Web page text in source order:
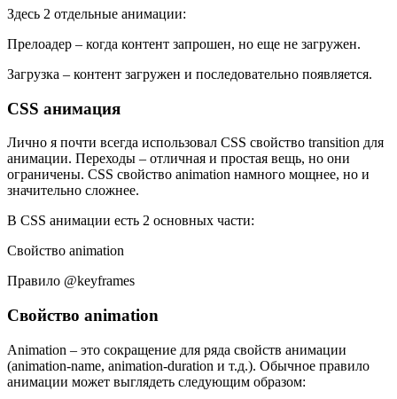
Здесь 2 отдельные анимации:
Прелоадер – когда контент запрошен, но еще не загружен.
Загрузка – контент загружен и последовательно появляется.
CSS анимация
Лично я почти всегда использовал CSS свойство transition для
анимации. Переходы – отличная и простая вещь, но они
ограничены. CSS свойство animation намного мощнее, но и
значительно сложнее.
В CSS анимации есть 2 основных части:
Свойство animation
Правило @keyframes
Свойство animation
Animation – это сокращение для ряда свойств анимации
(animation-name, animation-duration и т.д.). Обычное правило
анимации может выглядеть следующим образом: